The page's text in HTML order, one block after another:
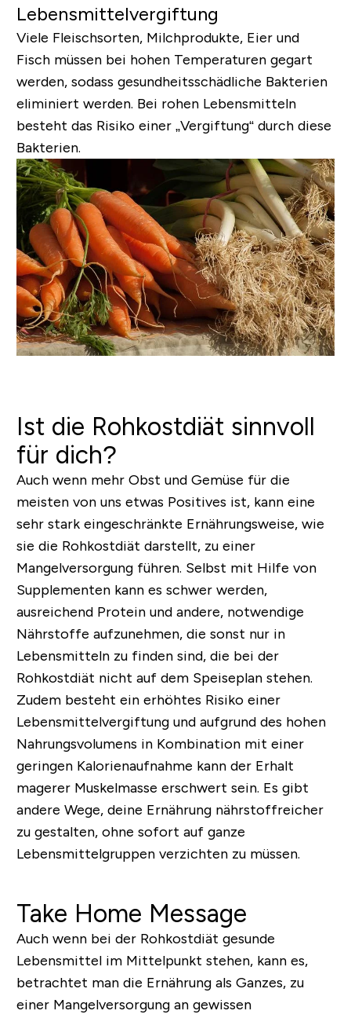
Lebensmittelvergiftung
Viele Fleischsorten, Milchprodukte, Eier und
Fisch müssen bei hohen Temperaturen gegart
werden, sodass gesundheitsschädliche Bakterien
eliminiert werden. Bei rohen Lebensmitteln
besteht das Risiko einer „Vergiftung“ durch diese
Bakterien.
Ist die Rohkostdiät sinnvoll
für dich?
Auch wenn mehr Obst und Gemüse für die
meisten von uns etwas Positives ist, kann eine
sehr stark eingeschränkte Ernährungsweise, wie
sie die Rohkostdiät darstellt, zu einer
Mangelversorgung führen. Selbst mit Hilfe von
Supplementen kann es schwer werden,
ausreichend Protein und andere, notwendige
Nährstoffe aufzunehmen, die sonst nur in
Lebensmitteln zu finden sind, die bei der
Rohkostdiät nicht auf dem Speiseplan stehen.
Zudem besteht ein erhöhtes Risiko einer
Lebensmittelvergiftung und aufgrund des hohen
Nahrungsvolumens in Kombination mit einer
geringen Kalorienaufnahme kann der Erhalt
magerer Muskelmasse erschwert sein. Es gibt
andere Wege, deine Ernährung nährstoffreicher
zu gestalten, ohne sofort auf ganze
Lebensmittelgruppen verzichten zu müssen.
Take Home Message
Auch wenn bei der Rohkostdiät gesunde
Lebensmittel im Mittelpunkt stehen, kann es,
betrachtet man die Ernährung als Ganzes, zu
einer Mangelversorgung an gewissen